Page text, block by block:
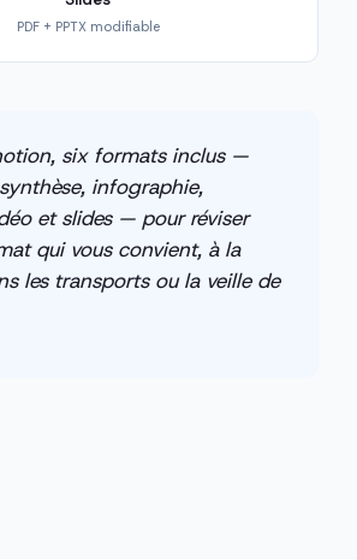
PDF + PPTX modifiable
six formats inclus —
infographie,
et slides — pour réviser
qui vous convient, à la
les transports ou la veille de